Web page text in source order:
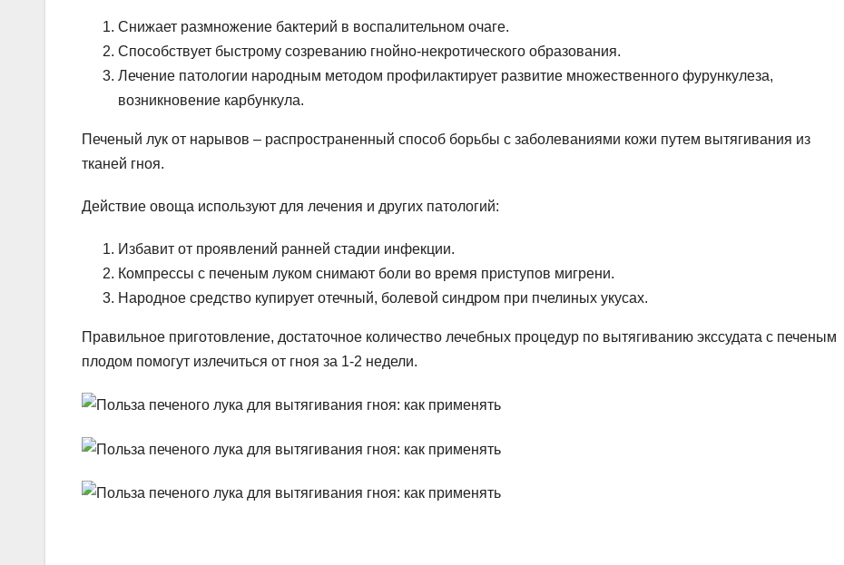
Снижает размножение бактерий в воспалительном очаге.
Способствует быстрому созреванию гнойно-некротического образования.
Лечение патологии народным методом профилактирует развитие множественного фурункулеза,
возникновение карбункула.
Печеный лук от нарывов – распространенный способ борьбы с заболеваниями кожи путем вытягивания из
тканей гноя.
Действие овоща используют для лечения и других патологий:
Избавит от проявлений ранней стадии инфекции.
Компрессы с печеным луком снимают боли во время приступов мигрени.
Народное средство купирует отечный, болевой синдром при пчелиных укусах.
Правильное приготовление, достаточное количество лечебных процедур по вытягиванию экссудата с печеным
плодом помогут излечиться от гноя за 1-2 недели.